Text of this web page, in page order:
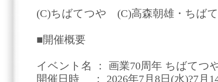
(C)ちばてつや (C)高森朝雄・ちば
■開催概要
イベント名 ： 画業70周年 ちばてつ
開催日時 ： 2026年7月8日(水)?7月